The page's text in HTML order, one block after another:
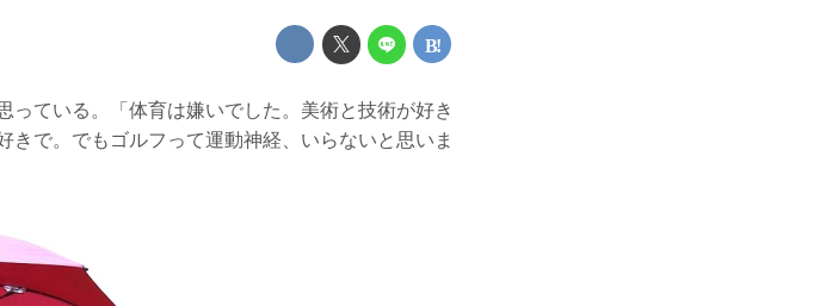
ている。「体育は嫌いでした。美術と技術が好き
で。でもゴルフって運動神経、いらないと思いま